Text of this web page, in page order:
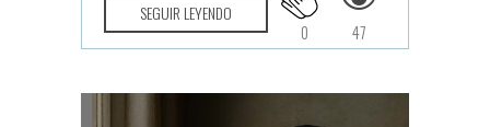
SEGUIR LEYENDO
47
0